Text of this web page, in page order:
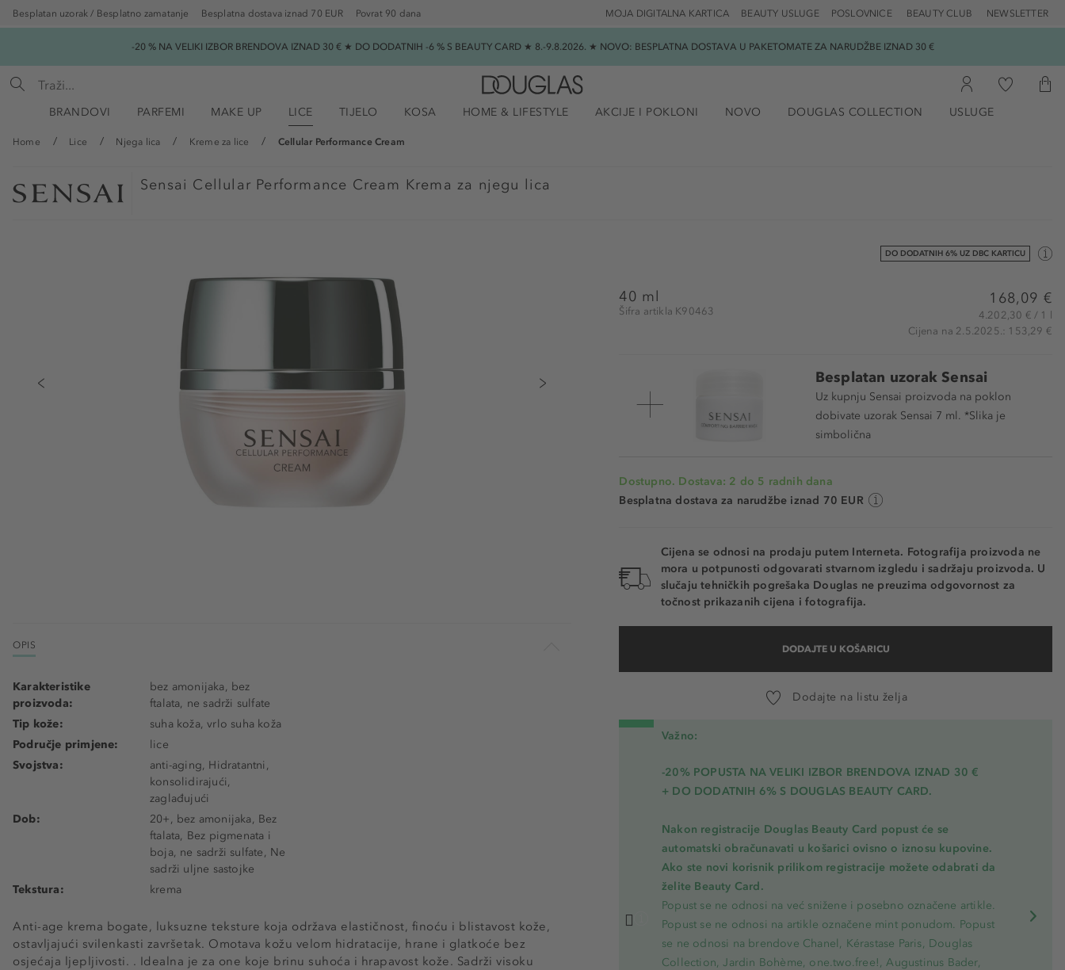
Besplatan uzorak / Besplatno zamatanje Besplatna dostava iznad 70 EUR Povrat 90 dana POSLOVNICE BEAUTY CLUB NEWSLETTER
BEAUTY USLUGE
MOJA DIGITALNA KARTICA
-20 % NA VELIKI IZBOR BRENDOVA IZNAD 30 € ★ DO DODATNIH -6 % S BEAUTY CARD ★ 8.-9.8.2026. ★ NOVO: BESPLATNA DOSTAVA U PAKETOMATE ZA NARUDŽBE IZNAD 30 €
BRANDOVI PARFEMI MAKE UP LICE TIJELO KOSA HOME & LIFESTYLE AKCIJE I POKLONI NOVO DOUGLAS COLLECTION USLUGE
Home Lice Njega lica Kreme za lice Cellular Performance Cream
Sensai Cellular Performance Cream Krema za njegu lica
DO DODATNIH 6% UZ DBC KARTICU
40 ml
Šifra artikla K90463
168,09 €
4.202,30 € / 1 l
Cijena na 2.5.2025.: 153,29 €
Besplatan uzorak Sensai
Uz kupnju Sensai proizvoda na poklon
dobivate uzorak Sensai 7 ml. *Slika je
simbolična
Dostupno. Dostava: 2 do 5 radnih dana
Besplatna dostava za narudžbe iznad 70 EUR
Cijena se odnosi na prodaju putem Interneta. Fotografija proizvoda ne
mora u potpunosti odgovarati stvarnom izgledu i sadržaju proizvoda. U
slučaju tehničkih pogrešaka Douglas ne preuzima odgovornost za
točnost prikazanih cijena i fotografija.
DODAJTE U KOŠARICU
Dodajte na listu želja
Važno:
-20% POPUSTA NA VELIKI IZBOR BRENDOVA IZNAD 30 €
+ DO DODATNIH 6% S DOUGLAS BEAUTY CARD.
Nakon registracije Douglas Beauty Card popust će se
automatski obračunavati u košarici ovisno o iznosu kupovine.
Ako ste novi korisnik prilikom registracije možete odabrati da
želite Beauty Card.
Popust se ne odnosi na već snižene i posebno označene artikle.
Popust se ne odnosi na artikle označene mint ponudom. Popust
se ne odnosi na brendove Chanel, Kérastase Paris, Douglas
Collection, Jardin Bohème, one.two.free!, Augustinus Bader,
OPIS
Anti-age krema bogate, luksuzne teksture koja održava elastičnost, finoću i blistavost kože,
ostavljajući svilenkasti završetak. Omotava kožu velom hidratacije, hrane i glatkoće bez
osjećaja ljepljivosti. . Idealna je za one koje brinu suhoća i hrapavost kože. Sadrži visoku
Karakteristike
proizvoda:
bez amonijaka, bez
ftalata, ne sadrži sulfate
Tip kože:
suha koža, vrlo suha koža
Područje primjene:
lice
Svojstva:
anti-aging, Hidratantni,
konsolidirajući,
zaglađujući
Dob:
20+, bez amonijaka, Bez
ftalata, Bez pigmenata i
boja, ne sadrži sulfate, Ne
sadrži uljne sastojke
Tekstura:
krema